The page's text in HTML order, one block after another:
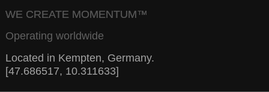
WE CREATE MOMENTUM™
Operating worldwide
Located in Kempten, Germany.
[47.686517, 10.311633]